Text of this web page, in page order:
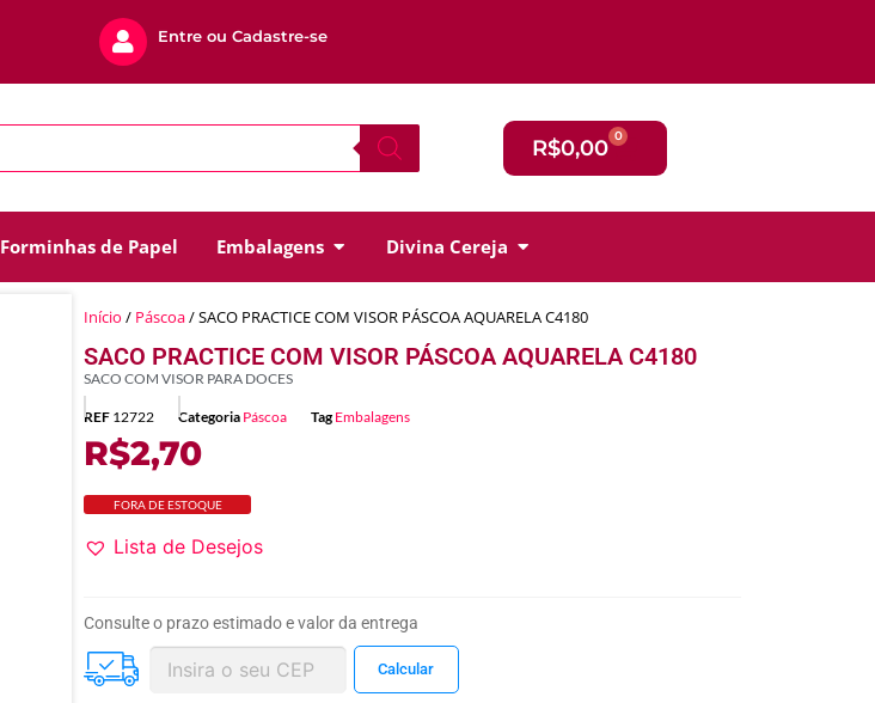
Entre ou Cadastre-se
R$0,00 0
Forminhas de Papel Embalagens Divina Cereja
Início / Páscoa/ SACO PRACTICE COM VISOR PÁSCOA AQUARELA C4180
SACO PRACTICE COM VISOR PÁSCOA AQUARELA C4180
SACO COM VISOR PARA DOCES
REF 12722 Categoria Páscoa Tag Embalagens
R$2,70
FORA DE ESTOQUE
Lista de Desejos
Consulte o prazo estimado e valor da entrega